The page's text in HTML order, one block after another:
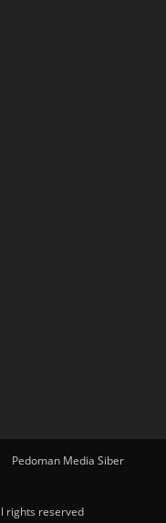
Pedoman Media Siber
rights reserved